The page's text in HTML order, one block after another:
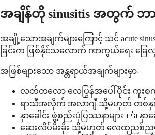
အချိန်တို sinusitis အတွက်
အချို့သောအချက်များကြောင့် သင် acute
ခြင်းက ဖြစ်နိုင်သလောက် ကာကွယ်ရေး ခြေ
အဖြစ်များသော အန္တရာယ်အချက်များမှာ-
လတ်တလော လေပြွန်အပေါ်ပိုင်း ကူးစက်
ရာသီအလိုက် အလာဂျီ သို့မဟုတ် တစ်နှစ်ပ
နှာခေါင်း ဖွဲ့စည်းပုံပြဿနာများ เช่น နှာခ
ဆေးလိပ်မီးခိုး သို့မဟုတ် လေထုညစ်ညမ်